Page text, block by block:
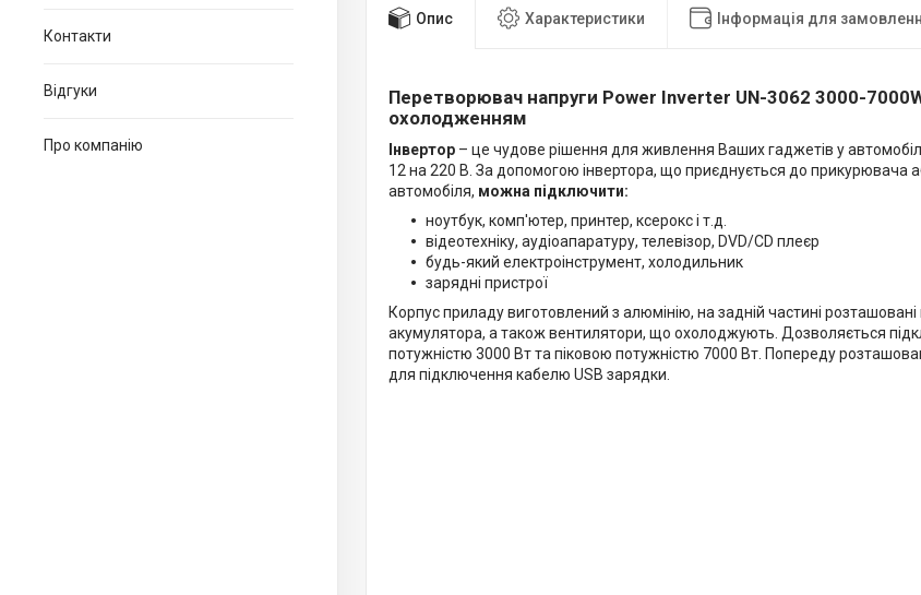
Контакти
Відгуки
Про компанію
Опис Характеристики Інформація для
Перетворювач напруги Power Inverter UN-3062 3000-
охолодженням
Інвертор – це чудове рішення для живлення Ваших гаджетів у
12 на 220 В. За допомогою інвертора, що приєднується до прикурювача
автомобіля, можна підключити:
ноутбук, комп'ютер, принтер, ксерокс і т.д.
відеотехніку, аудіоапаратуру, телевізор, DVD/CD плеєр
будь-який електроінструмент, холодильник
зарядні пристрої
Корпус приладу виготовлений з алюмінію, на задній частині
акумулятора, а також вентилятори, що охолоджують. Дозволяється
потужністю 3000 Вт та піковою потужністю 7000 Вт. Попереду
для підключення кабелю USB зарядки.